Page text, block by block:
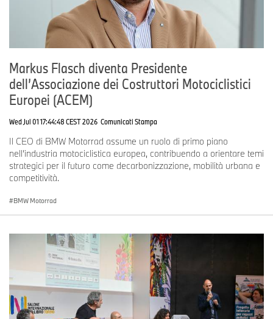
Markus Flasch diventa Presidente
dell’Associazione dei Costruttori Motociclistici
Europei (ACEM)
Wed Jul 01 17:44:48 CEST 2026 Comunicati Stampa
Il CEO di BMW Motorrad assume un ruolo di primo piano
nell’industria motociclistica europea, contribuendo a orientare temi
strategici per il futuro come decarbonizzazione, mobilità urbana e
competitività.
BMW Motorrad